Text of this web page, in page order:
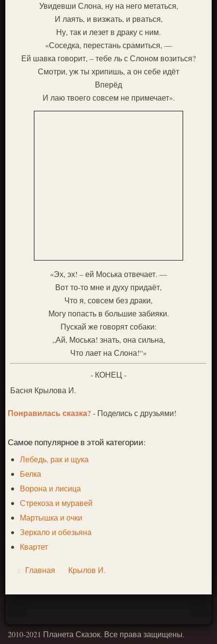
Увидевши Слона, ну на него метаться,
И лаять, и визжать, и рваться,
Ну, так и лезет в драку с ним.
«Соседка, перестань срамиться, —
Ей шавка говорит, – тебе ль с Слоном возиться?
Смотри, уж ты хрипишь, а он себе идёт
Вперёд
И лаю твоего совсем не примечает».
«Эх, эх! – ей Моська отвечает. —
Вот то-то мне и духу придаёт,
Что я, совсем без драки,
Могу попасть в большие забияки.
Пускай же говорят собаки:
„Ай, Моська! знать, она сильна,
Что лает на Слона!“»
- КОНЕЦ -
Басня Крылова И.
Понравилась сказка?- Поделись с друзьями!
Самое популярное в этой категории:
Лебедь, рак и щука
Белка
Ворона и лисица
Стрекоза и муравей
Мартышка и очки
Зеркало и обезьяна
Квартет
Главная Крылов И.
2010-2021 Планета Сказок. Все права защищены.